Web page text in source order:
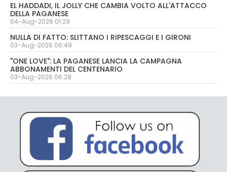
EL HADDADI, IL JOLLY CHE CAMBIA VOLTO ALL'ATTACCO
DELLA PAGANESE
04-Aug-2026 01:29
NULLA DI FATTO: SLITTANO I RIPESCAGGI E I GIRONI
03-Aug-2026 06:49
"ONE LOVE": LA PAGANESE LANCIA LA CAMPAGNA
ABBONAMENTI DEL CENTENARIO
03-Aug-2026 06:28